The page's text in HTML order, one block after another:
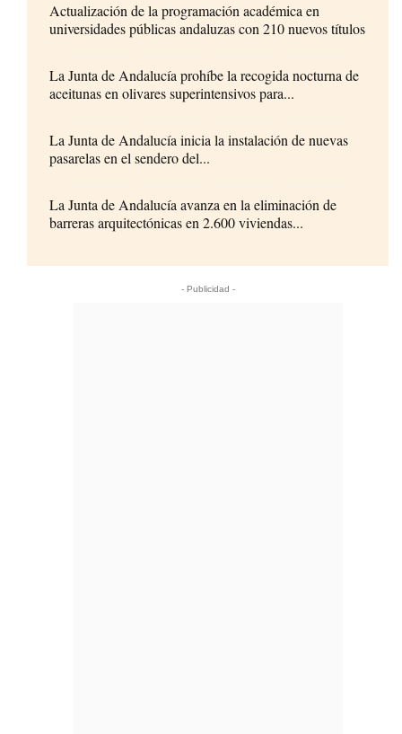
Actualización de la programación académica en
universidades públicas andaluzas con 210 nuevos títulos
La Junta de Andalucía prohíbe la recogida nocturna de
aceitunas en olivares superintensivos para...
La Junta de Andalucía inicia la instalación de nuevas
pasarelas en el sendero del...
La Junta de Andalucía avanza en la eliminación de
barreras arquitectónicas en 2.600 viviendas...
- Publicidad -